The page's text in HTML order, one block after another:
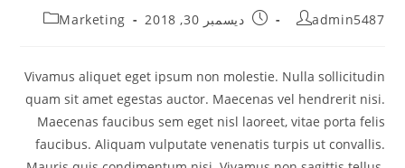
Post
admin5487
Postديسمبر 30, 2018
Post
Marketing
Vivamus aliquet eget ipsum non molestie. Nulla sollicitudin
quam sit amet egestas auctor. Maecenas vel hendrerit nisi.
Maecenas faucibus sem eget nisl laoreet, vitae porta felis
faucibus. Aliquam vulputate venenatis turpis ut convallis.